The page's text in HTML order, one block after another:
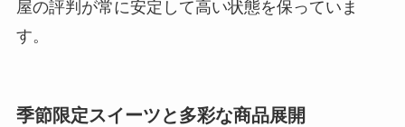
屋の評判が常に安定して高い状態を保っていま
す。
季節限定スイーツと多彩な商品展開